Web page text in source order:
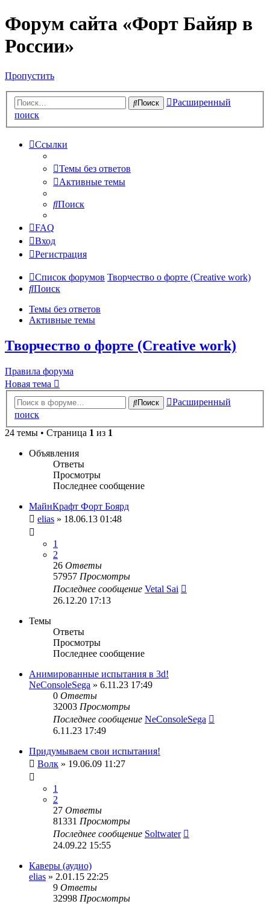
Форум сайта «Форт Байяр в
России»
Пропустить
Поиск
Расширенный
поиск
Ссылки
Темы без ответов
Активные темы
Поиск
FAQ
Вход
Регистрация
Список форумов Творчество о форте (Creative work)
Поиск
Темы без ответов
Активные темы
Творчество о форте (Creative work)
Правила форума
Новая тема
Поиск
Расширенный
поиск
24 темы • Страница 1 из 1
Объявления
Ответы
Просмотры
Последнее сообщение
МайнКрафт Форт Боярд
elias » 18.06.13 01:48
1
2
26 Ответы
57957 Просмотры
Последнее сообщение Vetal Sai
26.12.20 17:13
Темы
Ответы
Просмотры
Последнее сообщение
Анимированные испытания в 3d!
NeConsoleSega » 6.11.23 17:49
0 Ответы
32003 Просмотры
Последнее сообщение NeConsoleSega
6.11.23 17:49
Придумываем свои испытания!
Волк » 19.06.09 11:27
1
2
27 Ответы
81331 Просмотры
Последнее сообщение Soltwater
24.09.22 15:55
Каверы (аудио)
elias » 2.01.15 22:25
9 Ответы
32998 Просмотры